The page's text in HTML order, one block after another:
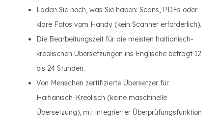
Laden Sie hoch, was Sie haben: Scans, PDFs oder
klare Fotos vom Handy (kein Scanner erforderlich).
Die Bearbeitungszeit für die meisten haitianisch-
kreolischen Übersetzungen ins Englische beträgt 12
bis 24 Stunden.
Von Menschen zertifizierte Übersetzer für
Haitianisch-Kreolisch (keine maschinelle
Übersetzung), mit integrierter Überprüfungsfunktion